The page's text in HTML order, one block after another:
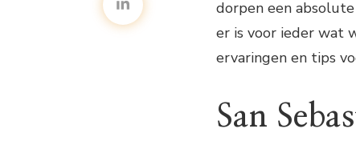
dorpen een
er is voor ieder wat
ervaringen en tips
San